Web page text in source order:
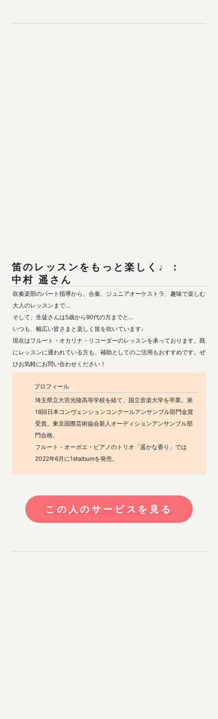
笛のレッスンをもっと楽しく♩：
中村 遥さん
吹奏楽部のパート指導から、合奏、ジュニアオーケストラ、趣味で楽しむ
大人のレッスンまで…
そして、生徒さんは5歳から90代の方までと…
いつも、幅広い皆さまと楽しく笛を吹いています♩
現在はフルート・オカリナ・リコーダーのレッスンを承っております。既
にレッスンに通われている方も、補助としてのご活用もおすすめです。ぜ
ひお気軽にお問い合わせください！
プロフィール
埼玉県立大宮光陵高等学校を経て、国立音楽大学を卒業。第
18回日本コンヴェンションコンクールアンサンブル部門金賞
受賞。東京国際芸術協会新人オーディションアンサンブル部
門合格。
フルート・オーボエ・ピアノのトリオ「遥かな香り」では
2022年6月に1stalbumを発売。
この人のサービスを見る